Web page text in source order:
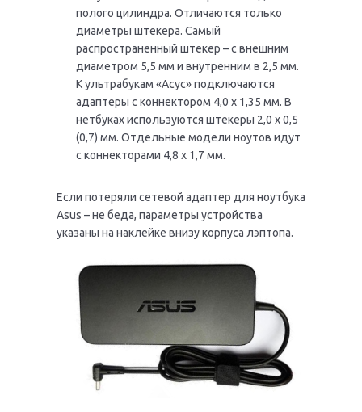
полого цилиндра. Отличаются только
диаметры штекера. Самый
распространенный штекер – с внешним
диаметром 5,5 мм и внутренним в 2,5 мм.
К ультрабукам «Асус» подключаются
адаптеры с коннектором 4,0 х 1,35 мм. В
нетбуках используются штекеры 2,0 х 0,5
(0,7) мм. Отдельные модели ноутов идут
с коннекторами 4,8 х 1,7 мм.
Если потеряли сетевой адаптер для ноутбука
Asus – не беда, параметры устройства
указаны на наклейке внизу корпуса лэптопа.